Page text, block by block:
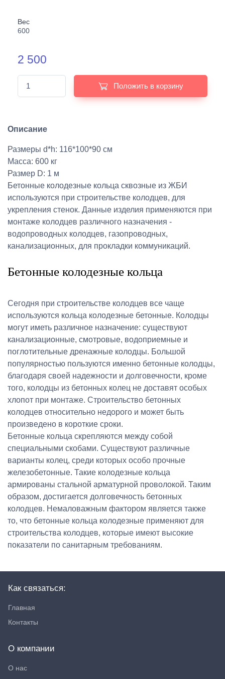
Вес
600
2 500
Положить в корзину
Описание
Размеры d*h: 116*100*90 см
Масса: 600 кг
Размер D: 1 м
Бетонные колодезные кольца сквозные из ЖБИ
используются при строительстве колодцев, для
укрепления стенок. Данные изделия применяются при
монтаже колодцев различного назначения -
водопроводных колодцев, газопроводных,
канализационных, для прокладки коммуникаций.
Бетонные колодезные кольца
Сегодня при строительстве колодцев все чаще
используются кольца колодезные бетонные. Колодцы
могут иметь различное назначение: существуют
канализационные, смотровые, водоприемные и
поглотительные дренажные колодцы. Большой
популярностью пользуются именно бетонные колодцы,
благодаря своей надежности и долговечности, кроме
того, колодцы из бетонных колец не доставят особых
хлопот при монтаже. Строительство бетонных
колодцев относительно недорого и может быть
произведено в короткие сроки.
Бетонные кольца скрепляются между собой
специальными скобами. Существуют различные
варианты колец, среди которых особо прочные
железобетонные. Такие колодезные кольца
армированы стальной арматурной проволокой. Таким
образом, достигается долговечность бетонных
колодцев. Немаловажным фактором является также
то, что бетонные кольца колодезные применяют для
строительства колодцев, которые имеют высокие
показатели по санитарным требованиям.
Как связаться:
Главная
Контакты
О компании
О нас